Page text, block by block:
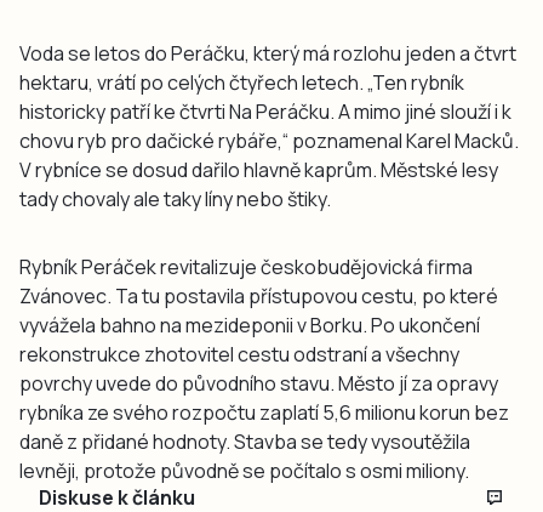
Voda se letos do Peráčku, který má rozlohu jeden a čtvrt
hektaru, vrátí po celých čtyřech letech. „Ten rybník
historicky patří ke čtvrti Na Peráčku. A mimo jiné slouží i k
chovu ryb pro dačické rybáře,“ poznamenal Karel Macků.
V rybníce se dosud dařilo hlavně kaprům. Městské lesy
tady chovaly ale taky líny nebo štiky.
Rybník Peráček revitalizuje českobudějovická firma
Zvánovec. Ta tu postavila přístupovou cestu, po které
vyvážela bahno na mezideponii v Borku. Po ukončení
rekonstrukce zhotovitel cestu odstraní a všechny
povrchy uvede do původního stavu. Město jí za opravy
rybníka ze svého rozpočtu zaplatí 5,6 milionu korun bez
daně z přidané hodnoty. Stavba se tedy vysoutěžila
levněji, protože původně se počítalo s osmi miliony.
Diskuse k článku